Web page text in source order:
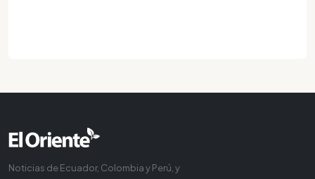
Noticias de Ecuador, Colombia y Perú, y